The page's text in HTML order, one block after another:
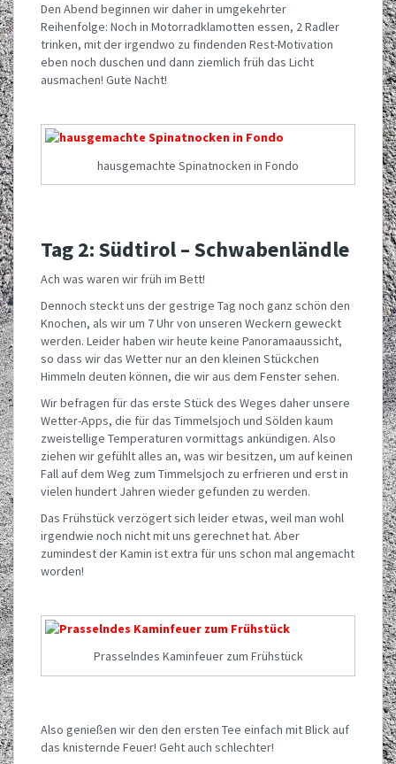
Den Abend beginnen wir daher in umgekehrter
Reihenfolge: Noch in Motorradklamotten essen, 2 Radler
trinken, mit der irgendwo zu findenden Rest-Motivation
eben noch duschen und dann ziemlich früh das Licht
ausmachen! Gute Nacht!
hausgemachte Spinatnocken in Fondo
Tag 2: Südtirol – Schwabenländle
Ach was waren wir früh im Bett!
Dennoch steckt uns der gestrige Tag noch ganz schön den
Knochen, als wir um 7 Uhr von unseren Weckern geweckt
werden. Leider haben wir heute keine Panoramaaussicht,
so dass wir das Wetter nur an den kleinen Stückchen
Himmeln deuten können, die wir aus dem Fenster sehen.
Wir befragen für das erste Stück des Weges daher unsere
Wetter-Apps, die für das Timmelsjoch und Sölden kaum
zweistellige Temperaturen vormittags ankündigen. Also
ziehen wir gefühlt alles an, was wir besitzen, um auf keinen
Fall auf dem Weg zum Timmelsjoch zu erfrieren und erst in
vielen hundert Jahren wieder gefunden zu werden.
Das Frühstück verzögert sich leider etwas, weil man wohl
irgendwie noch nicht mit uns gerechnet hat. Aber
zumindest der Kamin ist extra für uns schon mal angemacht
worden!
Prasselndes Kaminfeuer zum Frühstück
Also genießen wir den den ersten Tee einfach mit Blick auf
das knisternde Feuer! Geht auch schlechter!